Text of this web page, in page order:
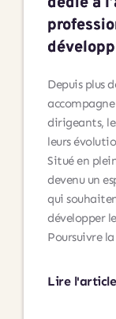
Depuis plus
accompagne
dirigeants,
leurs
Situé en
devenu un
qui
développer
Poursuivre
Lire l'article